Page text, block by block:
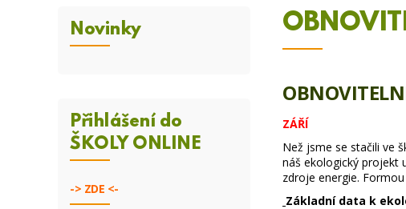
Novinky
Přihlášení do
ŠKOLY ONLINE
-> ZDE <-
ZÁŘÍ
Než jsme se stačili ve
náš ekologický projekt
zdroje energie.
Základní data k